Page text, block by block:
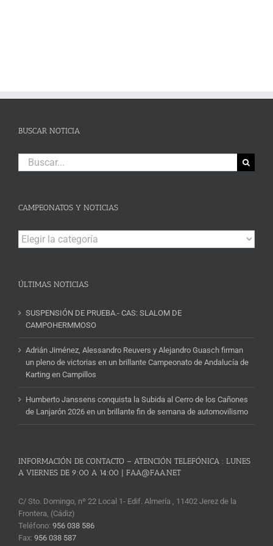
BUSCAR NOTICIA
Buscar:
CAMPEONATOS Y NOTICIAS
Campeonatos
y
ÚLTIMAS NOTICIAS
SUSPENSIÓN DE PRUEBA.- CAS: SLALOM DE
CAMPOHERMMOSO
Adrián Jiménez, Alessandro Reuvers y Alejandro Guasch firman
un pleno de victorias en un brillante Campeonato de Andalucía de
Karting en Campillos
Humberto Janssens conquista la Subida al Cerro de los Cañones
de Lanjarón 2026 en un brillante fin de semana de automovilismo
INFORMACIÓN DE CONTACTO – ATENCIÓN TELEFÓNICA : LUNES
A VIERNES DE 9:00 A 14:00 | FAA@FAA.NET
C/ Sto. Domingo, nº 22 Local 1- Edif. Almería , 11402 Jerez de la
Frontera, (Cádiz)
Teléfono: 956 038 586
Fax: 956 038 587